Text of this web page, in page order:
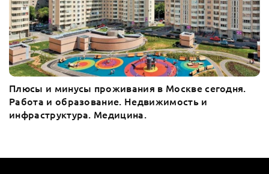
Плюсы и минусы проживания в Москве сегодня.
Работа и образование. Недвижимость и
инфраструктура. Медицина.